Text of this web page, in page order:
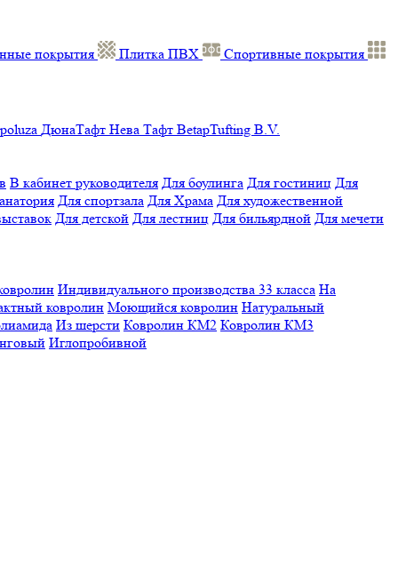
покрытия Плитка ПВХ
Спортивные покрытия
ДюнаТафт Нева Тафт BetapTufting B.V.
В кабинет руководителя Для боулинга Для гостиниц Для
Для спортзала Для Храма Для художественной
Для детской Для лестниц Для бильярдной Для мечети
Индивидуального производства 33 класса На
ковролин Моющийся ковролин Натуральный
Из шерсти Ковролин КМ2 Ковролин КМ3
Иглопробивной